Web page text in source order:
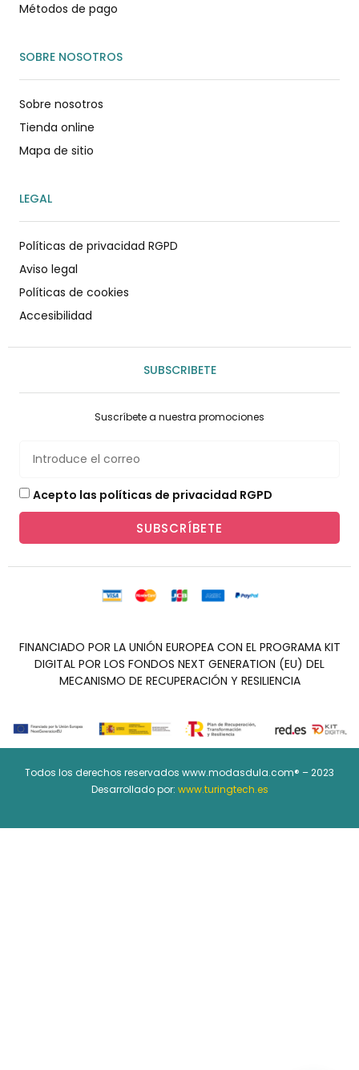
Métodos de pago
SOBRE NOSOTROS
Sobre nosotros
Tienda online
Mapa de sitio
LEGAL
Políticas de privacidad RGPD
Aviso legal
Políticas de cookies
Accesibilidad
SUBSCRIBETE
Suscríbete a nuestra promociones
Acepto las políticas de privacidad RGPD
SUBSCRÍBETE
FINANCIADO POR LA UNIÓN EUROPEA CON EL PROGRAMA KIT
DIGITAL POR LOS FONDOS NEXT GENERATION (EU) DEL
MECANISMO DE RECUPERACIÓN Y RESILIENCIA
Todos los derechos reservados www.modasdula.com® – 2023
Desarrollado por: www.turingtech.es